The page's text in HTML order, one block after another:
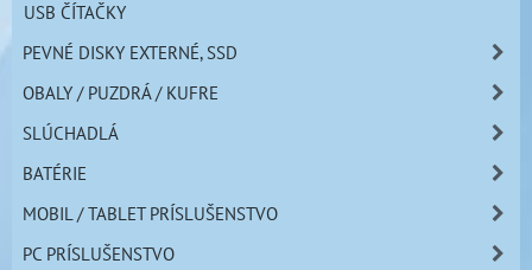
USB ČÍTAČKY
PEVNÉ DISKY EXTERNÉ, SSD
OBALY / PUZDRÁ / KUFRE
SLÚCHADLÁ
BATÉRIE
MOBIL / TABLET PRÍSLUŠENSTVO
PC PRÍSLUŠENSTVO